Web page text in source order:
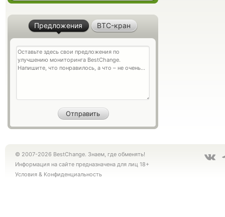
Предложения BTC-кран
© 2007-2026 BestChange. Знаем, где обменять!
Информация на сайте предназначена для лиц 18+
Условия & Конфиденциальность